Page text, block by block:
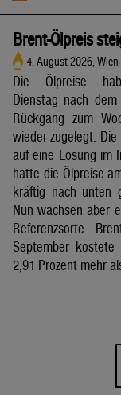
Brent-Ölpreis
4. August 2026, Wien
Die Ölpreise
Dienstag nach dem
Rückgang zum
wieder zugelegt. Die
auf eine Lösung im
hatte die Ölpreise
kräftig nach unten
Nun wachsen aber
Referenzsorte
September
2,91 Prozent mehr